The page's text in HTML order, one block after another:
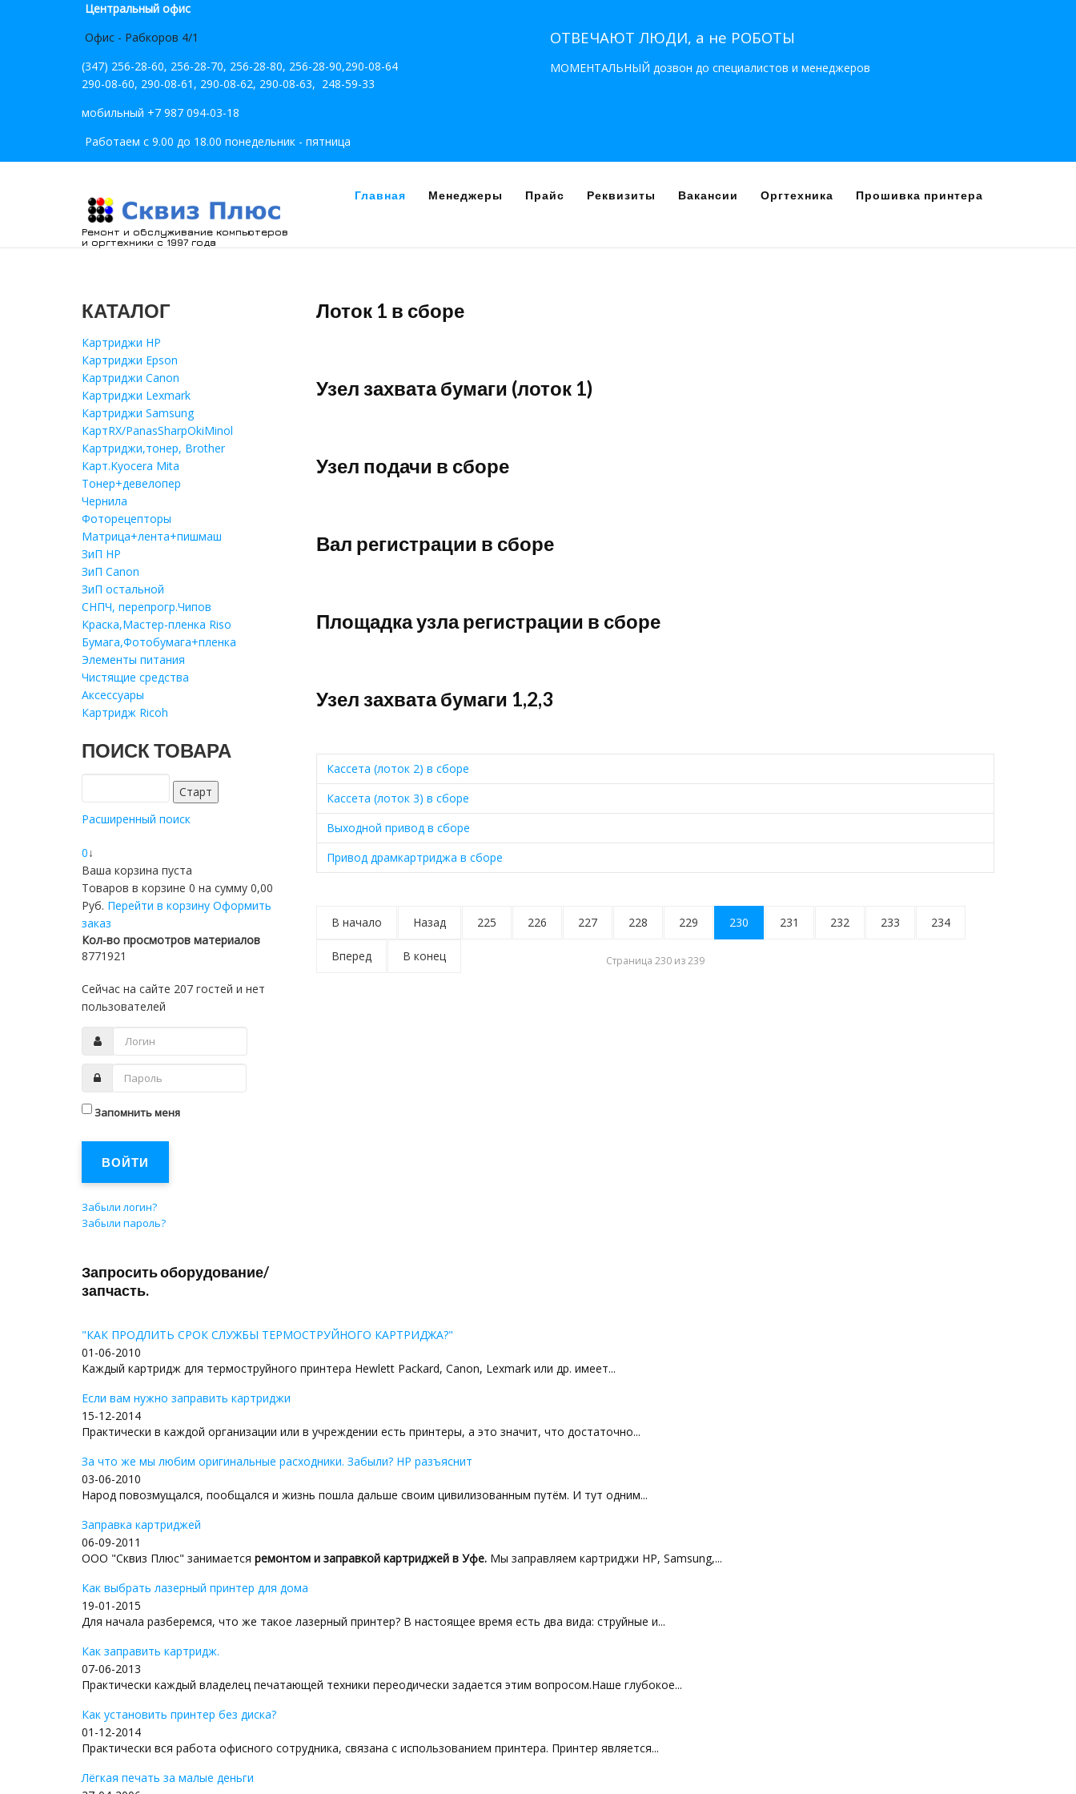
Центральный офис
Офис - Рабкоров 4/1
(347) 256-28-60, 256-28-70, 256-28-80, 256-28-90,290-08-64
290-08-60, 290-08-61, 290-08-62, 290-08-63, 248-59-33
мобильный +7 987 094-03-18
Работаем с 9.00 до 18.00 понедельник - пятница
ОТВЕЧАЮТ ЛЮДИ, а не РОБОТЫ
МОМЕНТАЛЬНЫЙ дозвон до специалистов и менеджеров
Ремонт и обслуживание компьютеров
и оргтехники с 1997 года
Главная Менеджеры Прайс Реквизиты Вакансии Оргтехника Прошивка принтера
КАТАЛОГ
Картриджи HP
Картриджи Epson
Картриджи Canon
Картриджи Lexmark
Картриджи Samsung
КартRX/PanasSharpOkiMinol
Картриджи,тонер, Brother
Карт.Kyocera Mita
Тонер+девелопер
Чернила
Фоторецепторы
Матрица+лента+пишмаш
ЗиП HP
ЗиП Саnon
ЗиП остальной
СНПЧ, перепрогр.Чипов
Краска,Мастер-пленка Riso
Бумага,Фотобумага+пленка
Элементы питания
Чистящие средства
Аксессуары
Картридж Ricoh
ПОИСК ТОВАРА
Расширенный поиск
0↓
Ваша корзина пуста
Товаров в корзине 0 на сумму 0,00
Руб. Перейти в корзину Оформить
заказ
Кол-во просмотров материалов
8771921
Сейчас на сайте 207 гостей и нет
пользователей
Запомнить меня
ВОЙТИ
Забыли логин?
Забыли пароль?
Запросить оборудование/
запчасть.
Лоток 1 в сборе
Узел захвата бумаги (лоток 1)
Узел подачи в сборе
Вал регистрации в сборе
Площадка узла регистрации в сборе
Узел захвата бумаги 1,2,3
Кассета (лоток 2) в сборе
Кассета (лоток 3) в сборе
Выходной привод в сборе
Привод драмкартриджа в сборе
Страница 230 из 239
В начало Назад 225 226 227 228 229 230 231 232 233 234
Вперед В конец
"КАК ПРОДЛИТЬ СРОК СЛУЖБЫ ТЕРМОСТРУЙНОГО КАРТРИДЖА?"
01-06-2010
Каждый картридж для термоструйного принтера Hewlett Packard, Canon, Lexmark или др. имеет...
Если вам нужно заправить картриджи
15-12-2014
Практически в каждой организации или в учреждении есть принтеры, а это значит, что достаточно...
За что же мы любим оригинальные расходники. Забыли? HP разъяснит
03-06-2010
Народ повозмущался, пообщался и жизнь пошла дальше своим цивилизованным путём. И тут одним...
Заправка картриджей
06-09-2011
ООО "Сквиз Плюс" занимается ремонтом и заправкой картриджей в Уфе. Мы заправляем картриджи HP, Samsung,...
Как выбрать лазерный принтер для дома
19-01-2015
Для начала разберемся, что же такое лазерный принтер? В настоящее время есть два вида: струйные и...
Как заправить картридж.
07-06-2013
Практически каждый владелец печатающей техники переодически задается этим вопросом.Наше глубокое...
Как установить принтер без диска?
01-12-2014
Практически вся работа офисного сотрудника, связана с использованием принтера. Принтер является...
Лёгкая печать за малые деньги